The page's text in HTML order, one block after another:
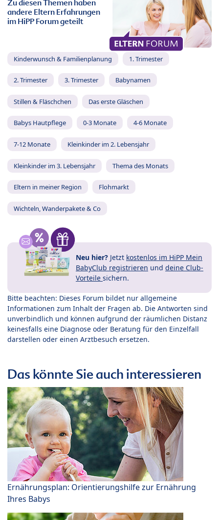
Zu diesen Themen haben
andere Eltern Erfahrungen
im HiPP Forum geteilt
Kinderwunsch & Familienplanung 1. Trimester
2. Trimester 3. Trimester Babynamen
Stillen & Fläschchen Das erste Gläschen
Babys Hautpflege 0-3 Monate 4-6 Monate
7-12 Monate Kleinkinder im 2. Lebensjahr
Kleinkinder im 3. Lebensjahr Thema des Monats
Eltern in meiner Region Flohmarkt
Wichteln, Wanderpakete & Co
Neu hier? Jetzt kostenlos im HiPP Mein
BabyClub registrieren und deine Club-
Vorteile sichern.
Bitte beachten: Dieses Forum bildet nur allgemeine
Informationen zum Inhalt der Fragen ab. Die Antworten sind
unverbindlich und können aufgrund der räumlichen Distanz
keinesfalls eine Diagnose oder Beratung für den Einzelfall
darstellen oder einen Arztbesuch ersetzen.
Das könnte Sie auch interessieren
Ernährungsplan: Orientierungshilfe zur Ernährung
Ihres Babys